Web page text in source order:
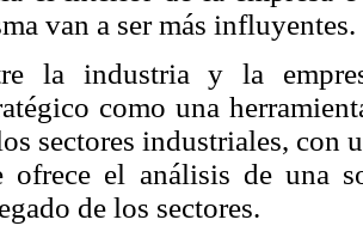
van a ser más influyentes.
la industria y la
como una
sectores industriales, con
ofrece el análisis de una
de los sectores.